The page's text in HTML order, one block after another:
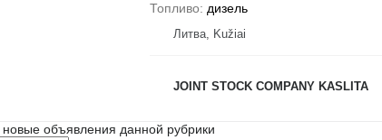
Топливо
дизель
Литва, Kužiai
JOINT STOCK COMPANY KASLITA
объявления данной рубрики